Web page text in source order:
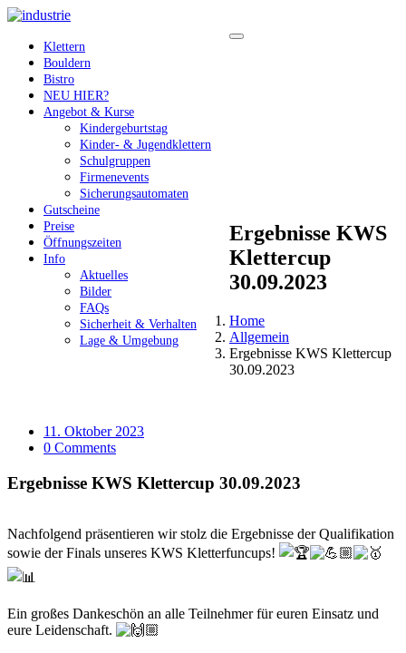
Klettern
Bouldern
Bistro
NEU HIER?
Angebot & Kurse
Kindergeburtstag
Kinder- & Jugendklettern
Schulgruppen
Firmenevents
Sicherungsautomaten
Gutscheine
Preise
Öffnungszeiten
Info
Aktuelles
Bilder
FAQs
Sicherheit & Verhalten
Lage & Umgebung
Ergebnisse KWS
Klettercup
30.09.2023
Home
Allgemein
Ergebnisse KWS Klettercup
30.09.2023
11. Oktober 2023
0 Comments
Ergebnisse KWS Klettercup 30.09.2023
Nachfolgend präsentieren wir stolz die Ergebnisse der Qualifikation
sowie der Finals unseres KWS Kletterfuncups!
Ein großes Dankeschön an alle Teilnehmer für euren Einsatz und
eure Leidenschaft.